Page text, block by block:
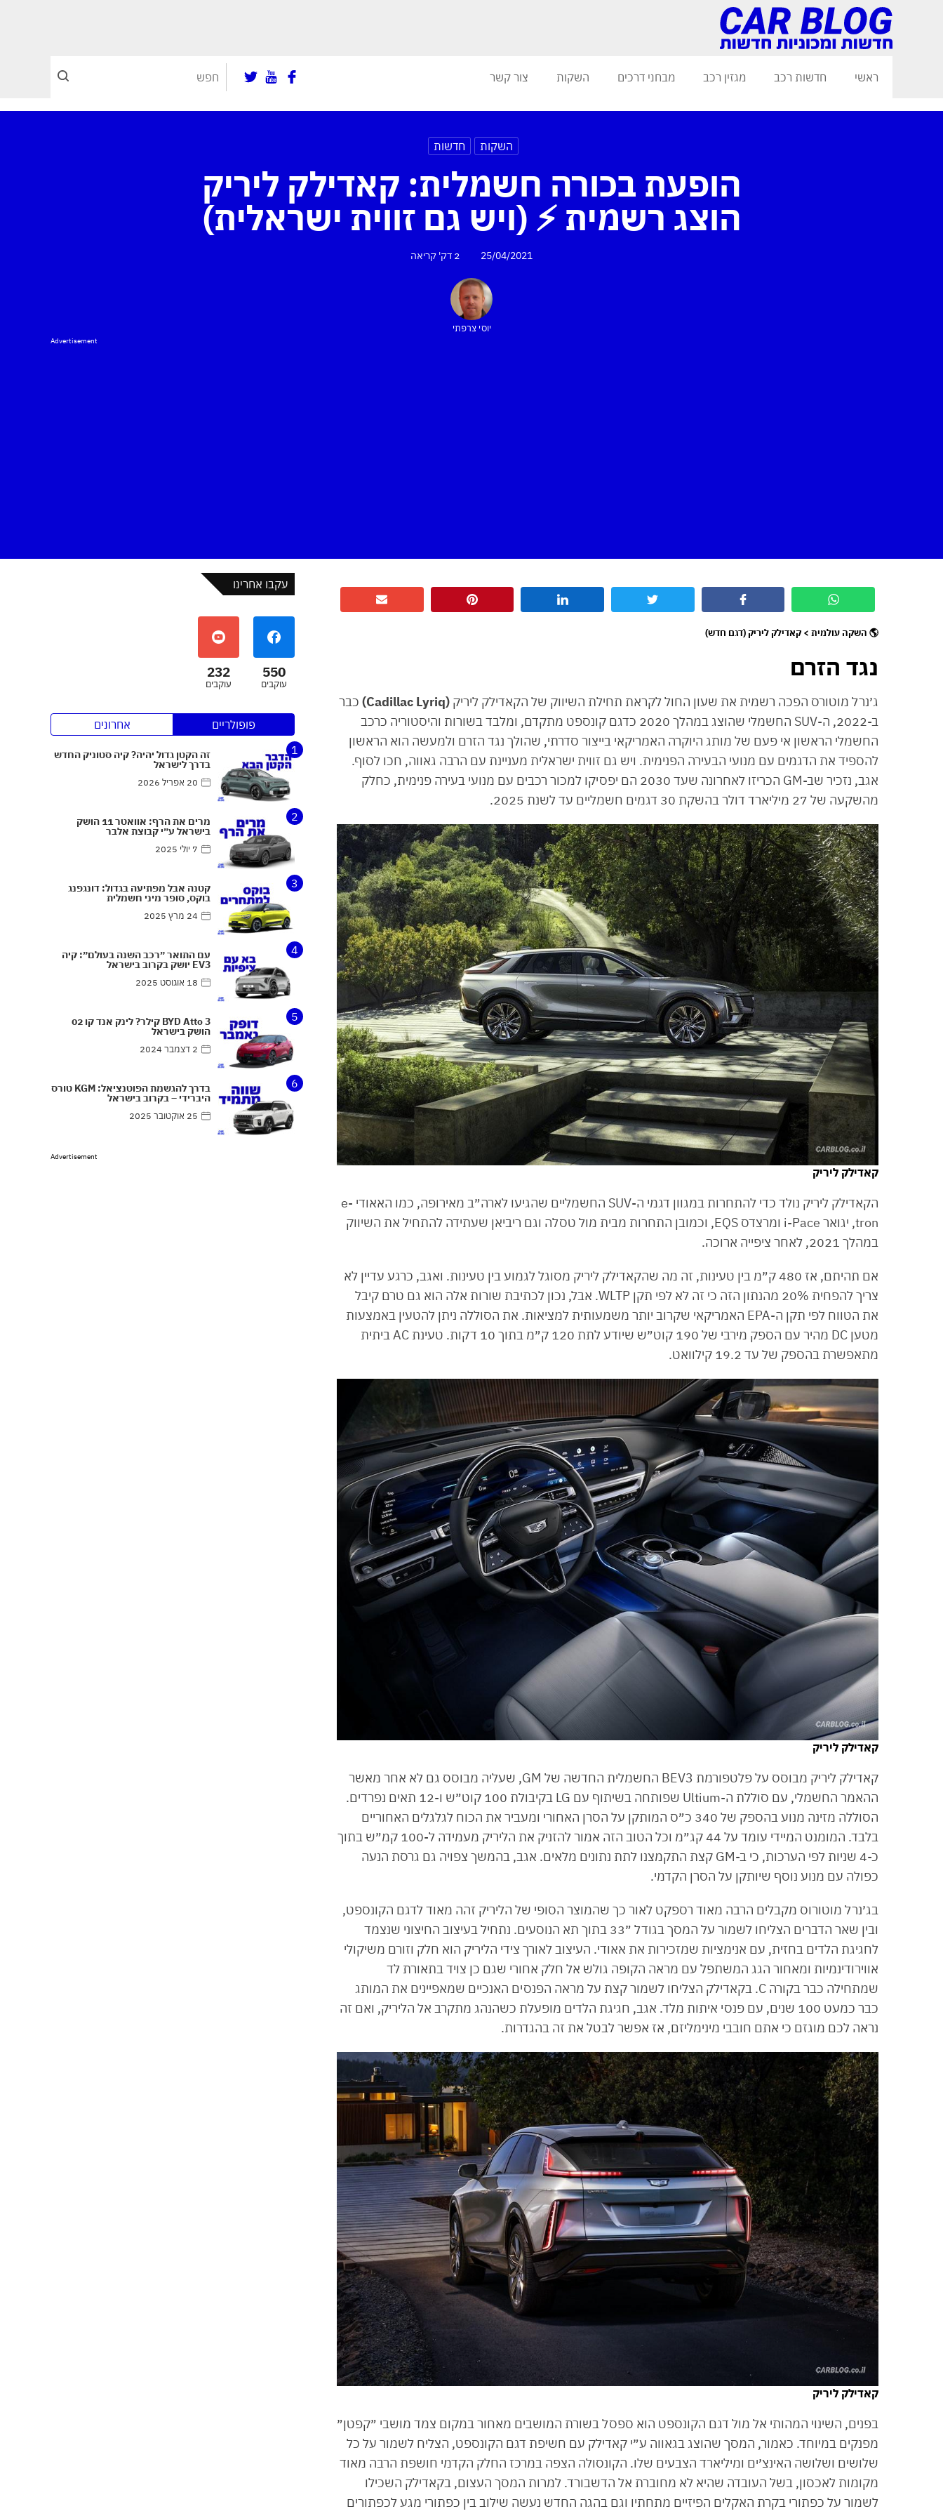
ראשי חדשות רכב מגזין רכב מבחני דרכים השקות צור קשר
השקות חדשות
הופעת בכורה חשמלית: קאדילק ליריק
הוצג רשמית ⚡ (ויש גם זווית ישראלית)
25/04/2021 2 דק' קריאה
יוסי צרפתי
Advertisement
🌎 השקה עולמית > קאדילק ליריק (דגם חדש)
נגד הזרם
ג׳נרל מוטורס הפכה רשמית את שעון החול לקראת תחילת השיווק של הקאדילק ליריק (Cadillac Lyriq)
כבר
ב-2022, ה-SUV החשמלי שהוצג במהלך 2020 כדגם קונספט מתקדם, ומלבד בשורות והיסטוריה כרכב
החשמלי הראשון אי פעם של מותג היוקרה האמריקאי בייצור סדרתי, שהולך נגד הזרם ולמעשה הוא הראשון
להספיד את הדגמים עם מנועי הבעירה הפנימית. ויש גם זווית ישראלית מעניינת עם הרבה גאווה, חכו לסוף.
אגב, נזכיר שב-GM הכריזו לאחרונה שעד 2030 הם יפסיקו למכור רכבים עם מנועי בעירה פנימית, כחלק
מהשקעה של 27 מיליארד דולר בהשקת 30 דגמים חשמליים עד לשנת 2025.
קאדילק ליריק
הקאדילק ליריק נולד כדי להתחרות במגוון דגמי ה-SUV החשמליים שהגיעו לארה״ב מאירופה, כמו האאודי e-
tron, יגואר i-Pace ומרצדס EQS, וכמובן התחרות מבית מול טסלה וגם ריביאן שעתידה להתחיל את השיווק
במהלך 2021, לאחר ציפייה ארוכה.
אם תהיתם, אז 480 ק״מ בין טעינות, זה מה שהקאדילק ליריק מסוגל לגמוע בין טעינות. ואגב, כרגע עדיין לא
צריך להפחית 20% מהנתון הזה כי זה לא לפי תקן WLTP. אבל, נכון לכתיבת שורות אלה הוא גם טרם קיבל
את הטווח לפי תקן ה-EPA האמריקאי שקרוב יותר משמעותית למציאות. את הסוללה ניתן להטעין באמצעות
מטען DC מהיר עם הספק מירבי של 190 קוט״ש שיודע לתת 120 ק״מ בתוך 10 דקות. טעינת AC ביתית
מתאפשרת בהספק של עד 19.2 קילוואט.
קאדילק ליריק
קאדילק ליריק מבוסס על פלטפורמת BEV3 החשמלית החדשה של GM, שעליה מבוסס גם לא אחר מאשר
ההאמר החשמלי, עם סוללת ה-Ultium שפותחה בשיתוף עם LG בקיבולת 100 קוט״ש ו-12 תאים נפרדים.
הסוללה מזינה מנוע בהספק של 340 כ״ס המותקן על הסרן האחורי ומעביר את הכוח לגלגלים האחוריים
בלבד. המומנט המיידי עומד על 44 קג״מ וכל הטוב הזה אמור להזניק את הליריק מעמידה ל-100 קמ״ש בתוך
כ-4 שניות לפי הערכות, כי ב-GM קצת התקמצנו לתת נתונים מלאים. אגב, בהמשך צפויה גם גרסת הנעה
כפולה עם מנוע נוסף שיותקן על הסרן הקדמי.
בג׳נרל מוטורוס מקבלים הרבה מאוד רספקט לאור כך שהמוצר הסופי של הליריק זהה מאוד לדגם הקונספט,
ובין שאר הדברים הצליחו לשמור על המסך בגודל ״33 בתוך תא הנוסעים. נתחיל בעיצוב החיצוני שנצמד
לחגיגת הלדים בחזית, עם אנימציות שמזכירות את אאודי. העיצוב לאורך צידי הליריק הוא חלק וזורם משיקולי
אווירודינמיות ומאחור הגג המשתפל עם מראה הקופה גולש אל חלק אחורי שגם כן צויד בתאורת לד
שמתחילה כבר בקורה C. בקאדילק הצליחו לשמור קצת על מראה הפנסים האנכיים שמאפיינים את המותג
כבר כמעט 100 שנים, עם פנסי איתות מלד. אגב, חגיגת הלדים מופעלת כשהנהג מתקרב אל הליריק, ואם זה
נראה לכם מוגזם כי אתם חובבי מינימליזם, אז אפשר לבטל את זה בהגדרות.
קאדילק ליריק
בפנים, השינוי המהותי אל מול דגם הקונספט הוא ספסל בשורת המושבים מאחור במקום צמד מושבי ״קפטן״
מפנקים במיוחד. כאמור, המסך שהוצג בגאווה ע״י קאדילק עם חשיפת דגם הקונספט, הצליח לשמור על כל
שלושים ושלושה האינצ׳ים ומיליארד הצבעים שלו. הקונסולה הצפה במרכז החלק הקדמי חושפת הרבה מאוד
מקומות לאכסון, בשל העובדה שהיא לא מחוברת אל הדשבורד. למרות המסך העצום, בקאדילק השכילו
לשמור על כפתורי בקרת האקלים הפיזיים מתחתיו וגם בהגה החדש נעשה שילוב בין כפתורי מגע לכפתורים
עקבו אחרינו
550
עוקבים
232
עוקבים
פופולריים
אחרונים
1
זה הקטן גדול יהיה? קיה סטוניק החדש
בדרך לישראל
20 אפריל 2026
2 מרים את הרף: אוואטר 11 הושק
בישראל ע״י קבוצת אלבר
7 יולי 2025
3 קטנה אבל מפתיעה בגדול: דונגפנג
בוקס, סופר מיני חשמלית
24 מרץ 2025
4 עם התואר ״רכב השנה בעולם״: קיה
EV3 יושק בקרוב בישראל
18 אוגוסט 2025
5 BYD Atto 3 קילר? לינק אנד קו 02
הושק בישראל
2 דצמבר 2024
6 בדרך להגשמת הפוטנציאל: KGM טורס
היברידי – בקרוב בישראל
25 אוקטובר 2025
Advertisement